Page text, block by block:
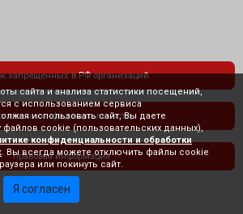
запрещенных в РФ организаций
конфиденциальности
правовая информация
сайта и анализа статистики посещений,
с использованием сервиса
использовать сайт, Вы даете
файлов cookie (пользовательских данных),
конфиденциальности и обработки
. Вы всегда можете отключить файлы cookie
или покинуть сайт.
Я согласен